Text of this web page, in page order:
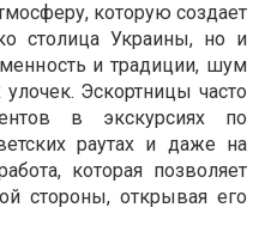
которую создает
столица Украины, но и
и традиции, шум
Эскортницы часто
в экскурсиях по
раутах и даже на
которая позволяет
стороны, открывая его